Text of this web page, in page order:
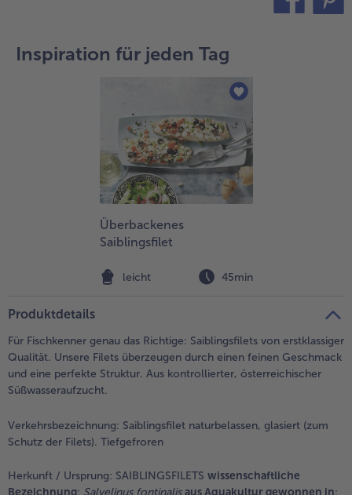
Inspiration für jeden Tag
Überbackenes
Saiblingsfilet
leicht 45min
Produktdetails
Für Fischkenner genau das Richtige: Saiblingsfilets von erstklassiger
Qualität. Unsere Filets überzeugen durch einen feinen Geschmack
und eine perfekte Struktur. Aus kontrollierter, österreichischer
Süßwasseraufzucht.
Verkehrsbezeichnung: Saiblingsfilet naturbelassen, glasiert (zum
Schutz der Filets). Tiefgefroren
Herkunft / Ursprung: SAIBLINGSFILETS wissenschaftliche
Bezeichnung: Salvelinus fontinalis aus Aquakultur gewonnen in: